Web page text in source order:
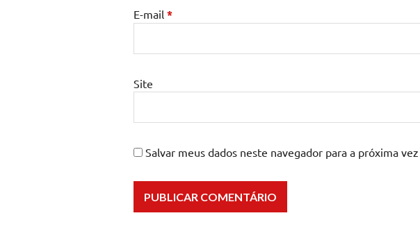
E-mail *
Site
Salvar meus dados neste navegador para a próxima